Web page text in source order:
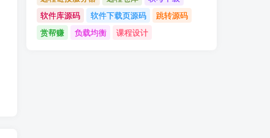
软件库源码
软件下载页源码
跳转源码
赏帮赚
负载均衡 课程设计